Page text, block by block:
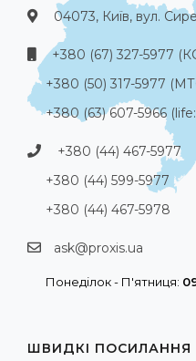
04073, Київ, вул.
+380 (67) 327-5977
+380 (50) 317-5977
+380 (63) 607-5966
+380 (44) 467-5977
+380 (44) 599-5977
+380 (44) 467-5978
ask@proxis.ua
Понеділок - П'ятниця:
ШВИДКІ ПОСИЛАННЯ